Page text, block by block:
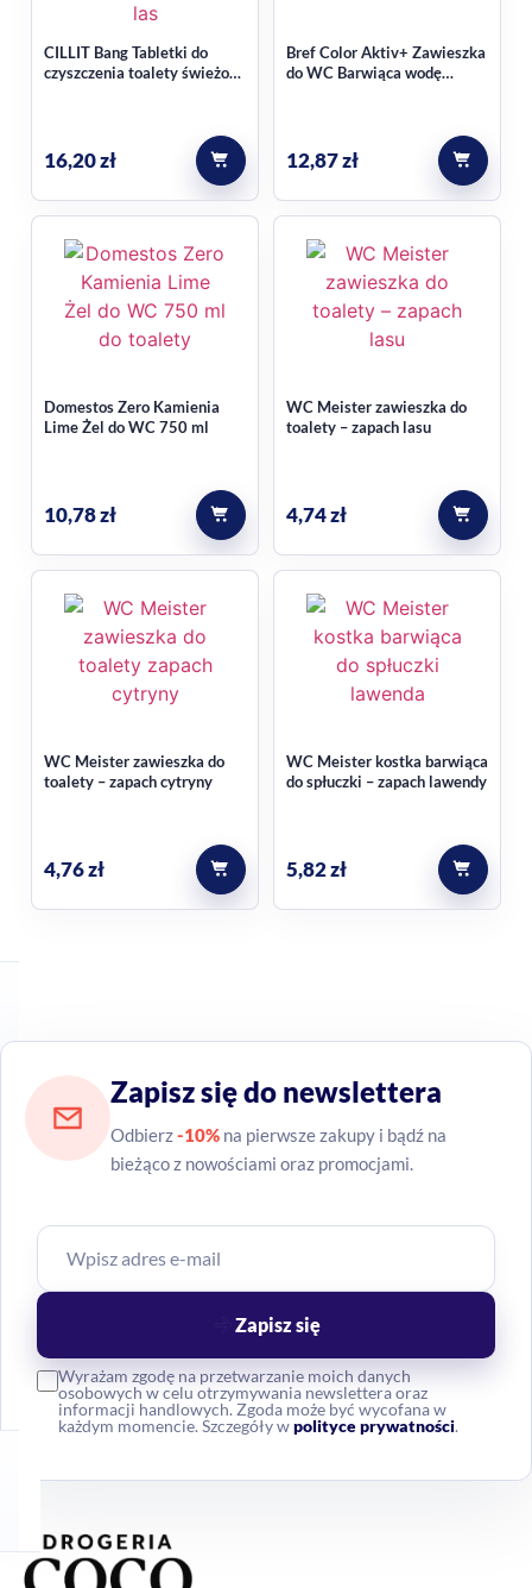
CILLIT Bang Tabletki do
czyszczenia toalety świeżość
16,20zł
Bref Color Aktiv+ Zawieszka
do WC Barwiąca wodę
12,87zł
Domestos Zero Kamienia
Lime Żel do WC 750 ml
10,78zł
WC Meister zawieszka do
toalety – zapach lasu
4,74zł
WC Meister zawieszka do
toalety – zapach cytryny
4,76zł
WC Meister kostka barwiąca
do spłuczki – zapach lawendy
5,82zł
Zapisz się do newslettera
Odbierz-10% na pierwsze zakupy i bądź na
bieżąco z nowościami oraz promocjami.
Wyrażam zgodę na przetwarzanie moich danych
osobowych w celu otrzymywania newslettera oraz
informacji handlowych. Zgoda może być wycofana w
każdym momencie. Szczegóły wpolityce prywatności.
Zapisz się